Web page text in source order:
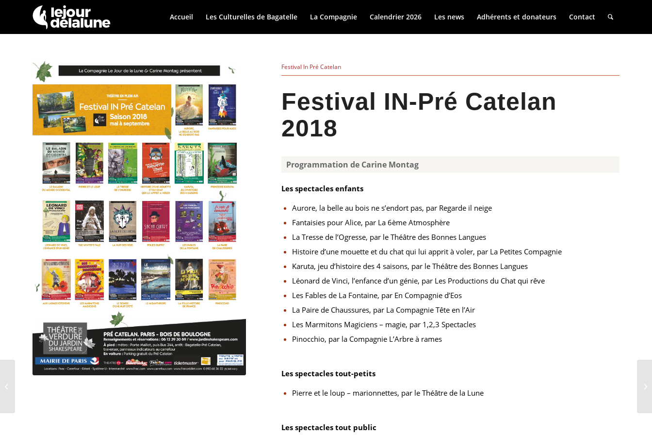
Accueil Les Culturelles de Bagatelle La Compagnie Calendrier 2026 Les news Adhérents et donateurs Contact
Festival In Pré Catelan
Festival IN-Pré Catelan
2018
Programmation de Carine Montag
Les spectacles enfants
Aurore, la belle au bois ne s’endort pas, par Regarde il neige
Fantaisies pour Alice, par La 6ème Atmosphère
La Tresse de l’Ogresse, par le Théâtre des Bonnes Langues
Histoire d’une mouette et du chat qui lui apprit à voler, par La Petites Compagnie
Karuta, jeu d’histoire des 4 saisons, par le Théâtre des Bonnes Langues
Léonard de Vinci, l’enfance d’un génie, par Les Productions du Chat qui rêve
Les Fables de La Fontaine, par En Compagnie d’Eos
La Paire de Chaussures, par La Compagnie Tête en l’Air
Les Marmitons Magiciens – magie, par 1,2,3 Spectacles
Pinocchio, par la Compagnie L’Arbre à rames
Les spectacles tout-petits
Pierre et le loup – marionnettes, par le Théâtre de la Lune
Les spectacles tout public